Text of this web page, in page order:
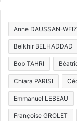
Anne DAUSSAN-
Belkhir BELHADDAD
Bob TAHRI
Chiara PARISI
Emmanuel LEBEAU
Françoise GROLET